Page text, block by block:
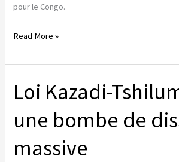
pour le Congo.
La
Kazadi-
Tshilumbayi
Quand
droit
Read More »
Loi Kazadi-
une bombe de
massive